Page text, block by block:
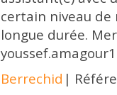
certain niveau
longue durée.
Berrechid |